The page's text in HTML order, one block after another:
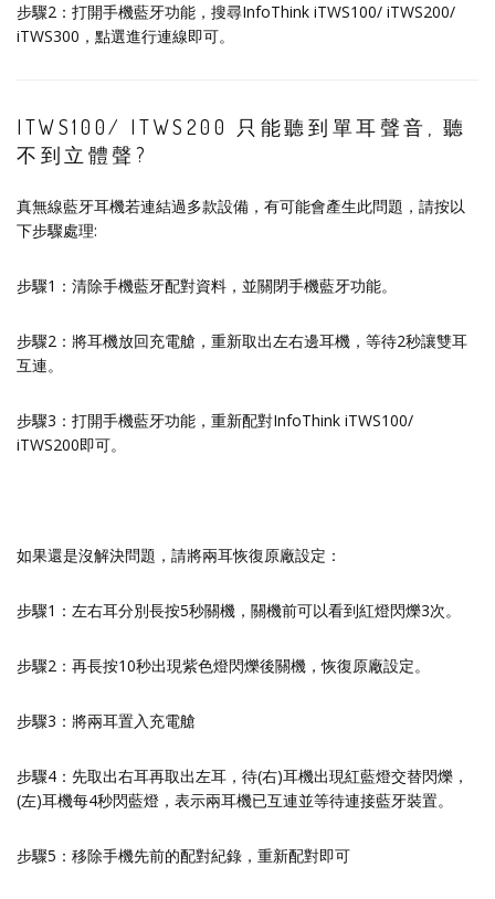
步驟2：打開手機藍牙功能，搜尋InfoThink iTWS100/ iTWS200/
iTWS300，點選進行連線即可。
ITWS100/ ITWS200 只能聽到單耳聲音, 聽
不到立體聲?
真無線藍牙耳機若連結過多款設備，有可能會產生此問題，請按以
下步驟處理:
步驟1：清除手機藍牙配對資料，並關閉手機藍牙功能。
步驟2：將耳機放回充電艙，重新取出左右邊耳機，等待2秒讓雙耳
互連。
步驟3：打開手機藍牙功能，重新配對InfoThink iTWS100/
iTWS200即可。
如果還是沒解決問題，請將兩耳恢復原廠設定：
步驟1：左右耳分別長按5秒關機，關機前可以看到紅燈閃爍3次。
步驟2：再長按10秒出現紫色燈閃爍後關機，恢復原廠設定。
步驟3：將兩耳置入充電艙
步驟4：先取出右耳再取出左耳，待(右)耳機出現紅藍燈交替閃爍，
(左)耳機每4秒閃藍燈，表示兩耳機已互連並等待連接藍牙裝置。
步驟5：移除手機先前的配對紀錄，重新配對即可